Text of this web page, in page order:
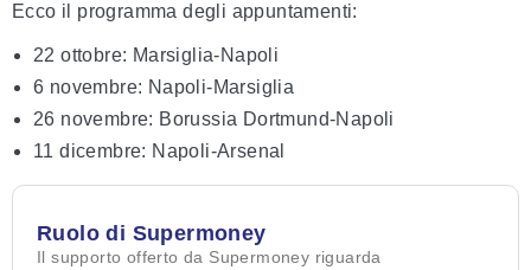
Ecco il programma degli appuntamenti:
22 ottobre: Marsiglia-Napoli
6 novembre: Napoli-Marsiglia
26 novembre: Borussia Dortmund-Napoli
11 dicembre: Napoli-Arsenal
Ruolo di Supermoney
Il supporto offerto da Supermoney riguarda